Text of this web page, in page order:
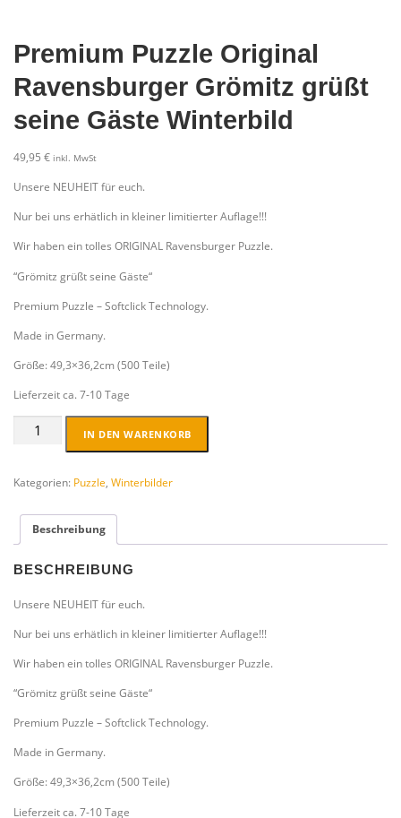
Premium Puzzle Original
Ravensburger Grömitz grüßt
seine Gäste Winterbild
49,95 € inkl. MwSt
Unsere NEUHEIT für euch.
Nur bei uns erhätlich in kleiner limitierter Auflage!!!
Wir haben ein tolles ORIGINAL Ravensburger Puzzle.
“Grömitz grüßt seine Gäste“
Premium Puzzle – Softclick Technology.
Made in Germany.
Größe: 49,3×36,2cm (500 Teile)
Lieferzeit ca. 7-10 Tage
Premium
Ravensburger
grüßt
seine
Gäste
Winterbild
IN DEN WARENKORB
Kategorien: Puzzle, Winterbilder
Beschreibung
BESCHREIBUNG
Unsere NEUHEIT für euch.
Nur bei uns erhätlich in kleiner limitierter Auflage!!!
Wir haben ein tolles ORIGINAL Ravensburger Puzzle.
“Grömitz grüßt seine Gäste“
Premium Puzzle – Softclick Technology.
Made in Germany.
Größe: 49,3×36,2cm (500 Teile)
Lieferzeit ca. 7-10 Tage